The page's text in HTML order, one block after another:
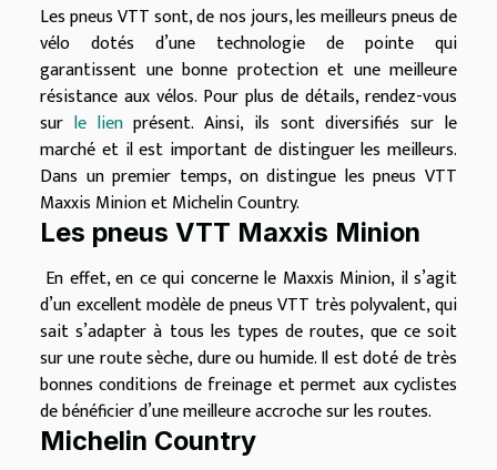
Les pneus VTT sont, de nos jours, les meilleurs pneus de
vélo dotés d’une technologie de pointe qui
garantissent une bonne protection et une meilleure
résistance aux vélos. Pour plus de détails, rendez-vous
sur le lienprésent. Ainsi, ils sont diversifiés sur le
marché et il est important de distinguer les meilleurs.
Dans un premier temps, on distingue les pneus VTT
Maxxis Minion et Michelin Country.
Les pneus VTT Maxxis Minion
En effet, en ce qui concerne le Maxxis Minion, il s’agit
d’un excellent modèle de pneus VTT très polyvalent, qui
sait s’adapter à tous les types de routes, que ce soit
sur une route sèche, dure ou humide. Il est doté de très
bonnes conditions de freinage et permet aux cyclistes
de bénéficier d’une meilleure accroche sur les routes.
Michelin Country